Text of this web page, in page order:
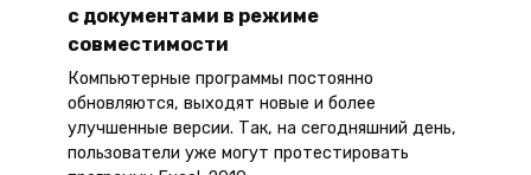
с документами в режиме
совместимости
Компьютерные программы постоянно
обновляются, выходят новые и более
улучшенные версии. Так, на сегодняшний день,
пользователи уже могут протестировать